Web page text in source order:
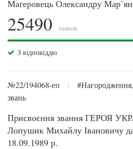
Магеровець Олександру
25490 голосів
З відповіддю
№22/194068-еп |
звань
Присвоєння звання ГЕРОЯ
Лопушик Михайлу Івановичу
18.09.1989 р.